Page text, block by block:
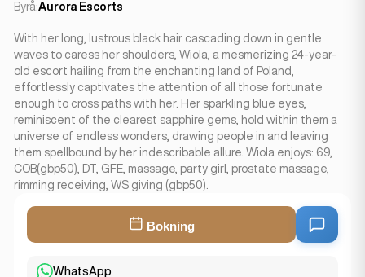
Byrå:Aurora Escorts
With her long, lustrous black hair cascading down in gentle
waves to caress her shoulders, Wiola, a mesmerizing 24-year-
old escort hailing from the enchanting land of Poland,
effortlessly captivates the attention of all those fortunate
enough to cross paths with her. Her sparkling blue eyes,
reminiscent of the clearest sapphire gems, hold within them a
universe of endless wonders, drawing people in and leaving
them spellbound by her indescribable allure. Wiola enjoys: 69,
COB(gbp50), DT, GFE, massage, party girl, prostate massage,
rimming receiving, WS giving (gbp50).
Bokning
WhatsApp